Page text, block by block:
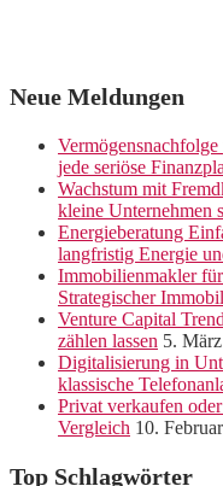
Neue Meldungen
jede seriöse
Wachstum mit
kleine Unternehmen
Energieberatung
langfristig Energie
Immobilienmakler
Strategischer
Venture Capital
zählen lassen 5.
Digitalisierung in
klassische
Privat verkaufen
Vergleich 10.
Top Schlagwörter